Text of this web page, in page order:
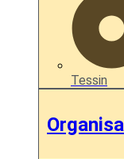
Tessin